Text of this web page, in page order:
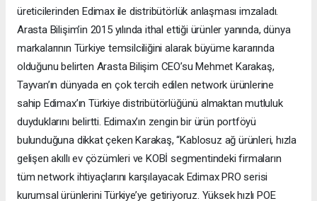
üreticilerinden Edimax ile distribütörlük anlaşması imzaladı.
Arasta Bilişim’in 2015 yılında ithal ettiği ürünler yanında, dünya
markalarının Türkiye temsilciliğini alarak büyüme kararında
olduğunu belirten Arasta Bilişim CEO’su Mehmet Karakaş,
Tayvan’ın dünyada en çok tercih edilen network ürünlerine
sahip Edimax’ın Türkiye distribütörlüğünü almaktan mutluluk
duyduklarını belirtti. Edimax’ın zengin bir ürün portföyü
bulunduğuna dikkat çeken Karakaş, “Kablosuz ağ ürünleri, hızla
gelişen akıllı ev çözümleri ve KOBİ segmentindeki firmaların
tüm network ihtiyaçlarını karşılayacak Edimax PRO serisi
kurumsal ürünlerini Türkiye’ye getiriyoruz. Yüksek hızlı POE